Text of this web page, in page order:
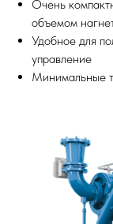
Очень
объемом
Удобное для
управление
Минимальные